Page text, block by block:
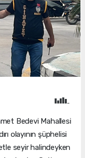
Bedevi Mahallesi
olayının şüphelisi
seyir halindeyken